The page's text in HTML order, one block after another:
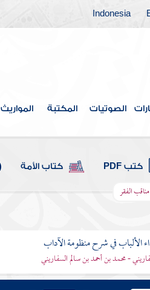
Indonesia
الصوتيات المكتبة المواريث
كتب PDF كتاب الأمة
الفقر
الألباب في شرح منظومة الآداب
- محمد بن أحمد بن سالم السفاريني